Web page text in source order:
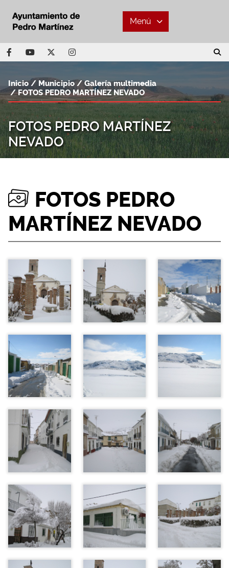
Menú
FOTOS PEDRO MARTÍNEZ
NEVADO
Inicio Municipio
Galería multimedia
FOTOS PEDRO MARTÍNEZ NEVADO
FOTOS PEDRO
MARTÍNEZ NEVADO